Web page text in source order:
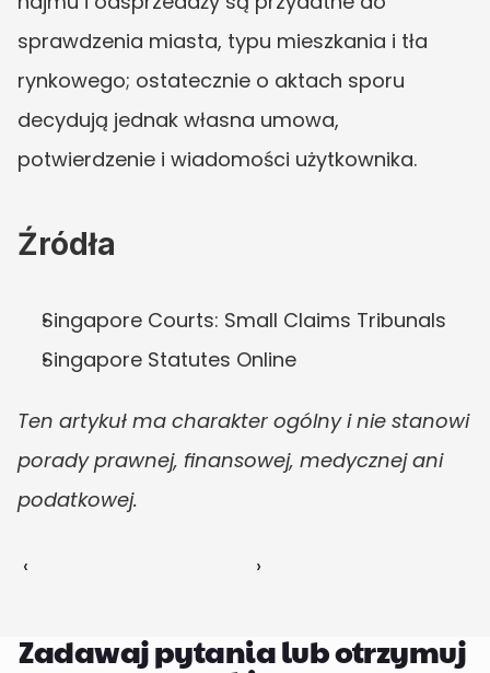
sprawdzenia miasta, typu mieszkania i tła
rynkowego; ostatecznie o aktach sporu
decydują jednak własna umowa,
potwierdzenie i wiadomości użytkownika.
Źródła
Singapore Courts: Small Claims Tribunals
Singapore Statutes Online
Ten artykuł ma charakter ogólny i nie stanowi
porady prawnej, finansowej, medycznej ani
podatkowej.
‹ ›
Zadawaj pytania lub otrzymuj